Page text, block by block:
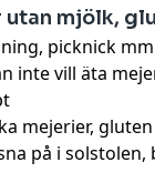
mjölk,
picknick
inte vill äta
mejerier,
på i solstolen,